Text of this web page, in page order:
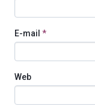
E-mail *
Web